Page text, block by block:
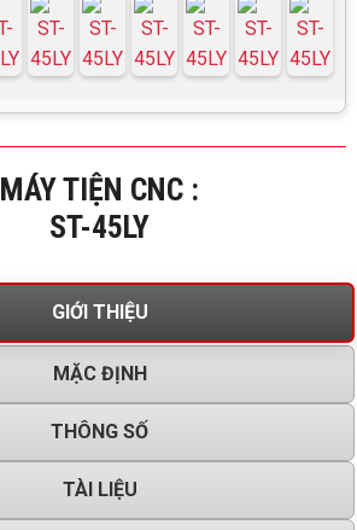
MÁY TIỆN CNC :
ST-45LY
GIỚI THIỆU
MẶC ĐỊNH
THÔNG SỐ
TÀI LIỆU